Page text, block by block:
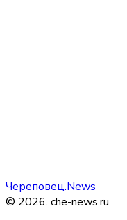
Череповец.News
© 2026. che-news.ru